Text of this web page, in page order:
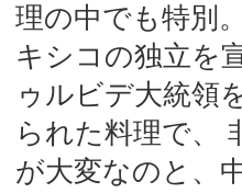
理の中でも特別
キシコの独立を
ゥルビデ大統領
られた料理で、
が大変なのと、